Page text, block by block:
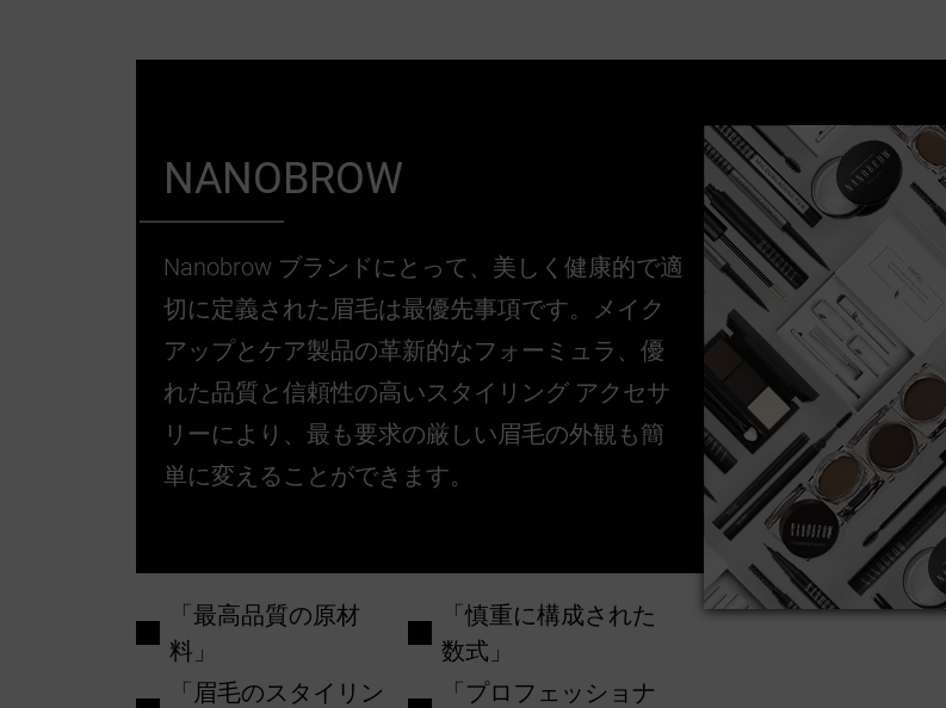
NANOBROW
Nanobrow ブランドにとって、美しく健康的で適
切に定義された眉毛は最優先事項です。メイク
アップとケア製品の革新的なフォーミュラ、優
れた品質と信頼性の高いスタイリング アクセサ
リーにより、最も要求の厳しい眉毛の外観も簡
単に変えることができます。
「最高品質の原材
料」
「慎重に構成された
数式」
「眉毛のスタイリン
「プロフェッショナ